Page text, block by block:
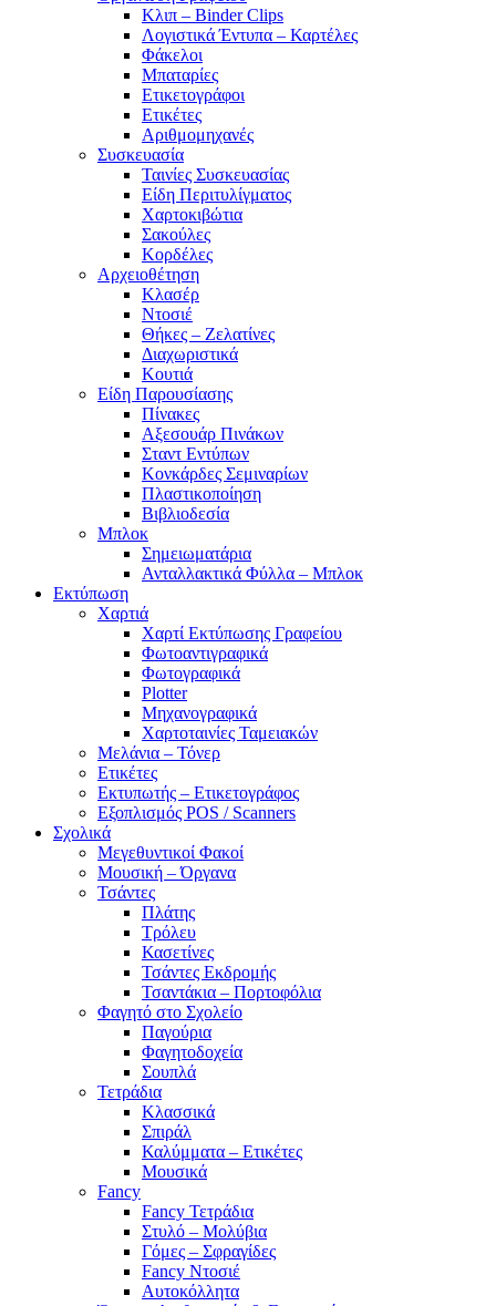
Κλιπ – Binder Clips
Λογιστικά Έντυπα – Καρτέλες
Φάκελοι
Μπαταρίες
Ετικετογράφοι
Ετικέτες
Αριθμομηχανές
Συσκευασία
Ταινίες Συσκευασίας
Είδη Περιτυλίγματος
Χαρτοκιβώτια
Σακούλες
Κορδέλες
Αρχειοθέτηση
Κλασέρ
Ντοσιέ
Θήκες – Ζελατίνες
Διαχωριστικά
Κουτιά
Είδη Παρουσίασης
Πίνακες
Αξεσουάρ Πινάκων
Σταντ Εντύπων
Κονκάρδες Σεμιναρίων
Πλαστικοποίηση
Βιβλιοδεσία
Μπλοκ
Σημειωματάρια
Ανταλλακτικά Φύλλα – Μπλοκ
Εκτύπωση
Χαρτιά
Χαρτί Εκτύπωσης Γραφείου
Φωτοαντιγραφικά
Φωτογραφικά
Plotter
Μηχανογραφικά
Χαρτοταινίες Ταμειακών
Μελάνια – Τόνερ
Ετικέτες
Εκτυπωτής – Ετικετογράφος
Εξοπλισμός POS / Scanners
Σχολικά
Μεγεθυντικοί Φακοί
Μουσική – Όργανα
Τσάντες
Πλάτης
Τρόλευ
Κασετίνες
Τσάντες Εκδρομής
Τσαντάκια – Πορτοφόλια
Φαγητό στο Σχολείο
Παγούρια
Φαγητοδοχεία
Σουπλά
Τετράδια
Κλασσικά
Σπιράλ
Καλύμματα – Ετικέτες
Μουσικά
Fancy
Fancy Τετράδια
Στυλό – Μολύβια
Γόμες – Σφραγίδες
Fancy Ντοσιέ
Αυτοκόλλητα